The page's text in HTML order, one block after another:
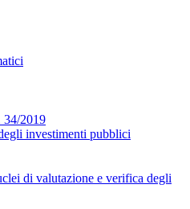
34/2019
investimenti pubblici
di valutazione e verifica degli